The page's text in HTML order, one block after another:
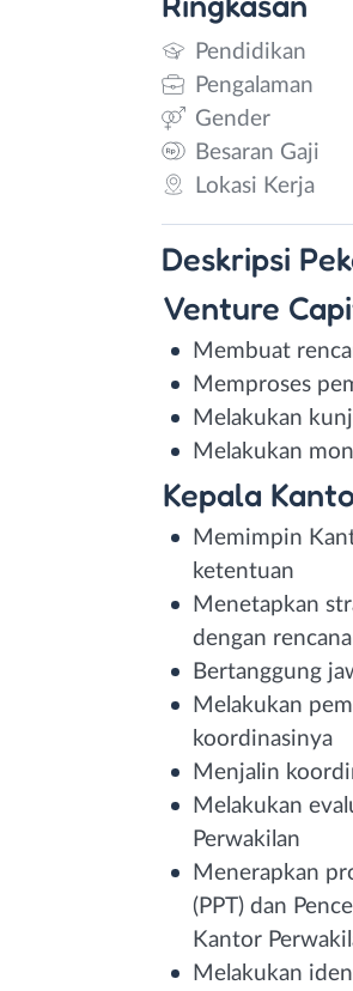
Pendidikan
Pengalaman
Gender
Besaran Gaji
Lokasi Kerja
Deskripsi
Venture
Membuat
Memproses
Melakukan
Melakukan
Kepala
Memimpin
ketentuan
Menetapkan
dengan rencana
Bertanggung
Melakukan
koordinasinya
Menjalin
Melakukan
Perwakilan
Menerapkan
(PPT) dan
Kantor
Melakukan